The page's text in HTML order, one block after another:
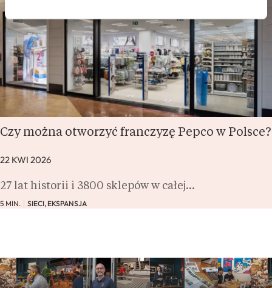
Czy można otworzyć franczyzę Pepco w Polsce?
22 KWI 2026
27 lat historii i 3800 sklepów w całej…
5 MIN. SIECI, EKSPANSJA